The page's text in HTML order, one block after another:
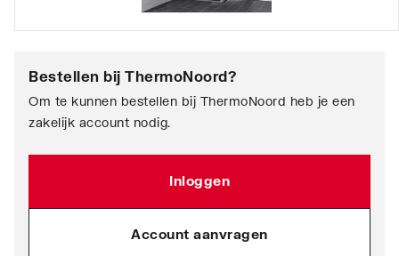
Bestellen bij ThermoNoord?
Om te kunnen bestellen bij ThermoNoord heb je een
zakelijk account nodig.
Inloggen
Account aanvragen